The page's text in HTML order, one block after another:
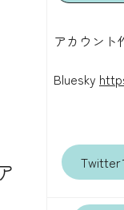
アカウント
Bluesky
Twitter